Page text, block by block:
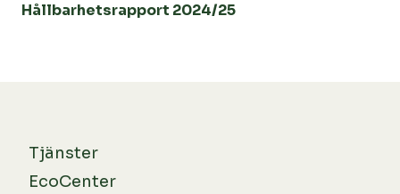
Hållbarhetsrapport 2024/25
Tjänster
EcoCenter